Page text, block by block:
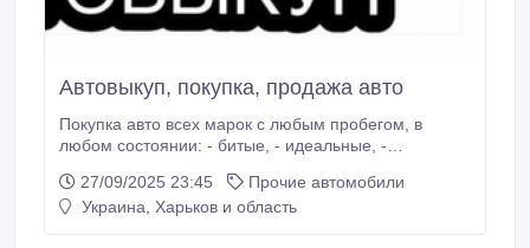
Автовыкуп, покупка, продажа авто
Покупка авто всех марок с любым пробегом, в
любом состоянии: - битые, - идеальные, -
вложений. Бесплатное оформление и эвакуатор,
индивидуальный подход. Работаем без перерывов
27/09/2025 23:45
Прочие автомобили
Украина, Харьков и область